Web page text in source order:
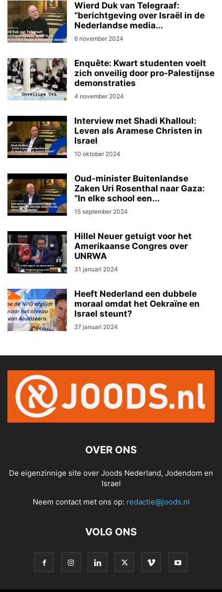
Wierd Duk van Telegraaf:
“berichtgeving over Israël in de
Nederlandse media...
6 november 2024
Enquête: Kwart studenten voelt
zich onveilig door pro-Palestijnse
demonstraties
4 november 2024
Interview met Shadi Khalloul:
Leven als Aramese Christen in
Israel
10 oktober 2024
Oud-minister Buitenlandse
Zaken Uri Rosenthal naar Gaza:
“In elke school een...
15 september 2024
Hillel Neuer getuigt voor het
Amerikaanse Congres over
UNRWA
31 januari 2024
Heeft Nederland een dubbele
moraal omdat het Oekraïne en
Israel steunt?
27 januari 2024
OVER ONS
De eigenzinnige site over Joods Nederland, Jodendom en
Israel
Neem contact met ons op: redactie@joods.nl
VOLG ONS